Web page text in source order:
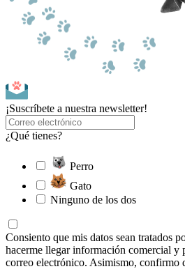
¡Suscríbete a nuestra newsletter!
¿Qué tienes?
Perro
Gato
Ninguno de los dos
Consiento que mis datos sean tratados
hacerme llegar información comercial y
correo electrónico. Asimismo, confirmo